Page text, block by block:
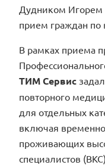
Дудником Игорем
прием граждан по
В рамках приема
ТИМ Сервис
повторного
для отдельных
включая
проживающих
специалистов